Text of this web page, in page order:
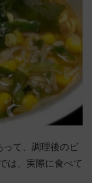
って、調理後のビ
は、実際に食べて